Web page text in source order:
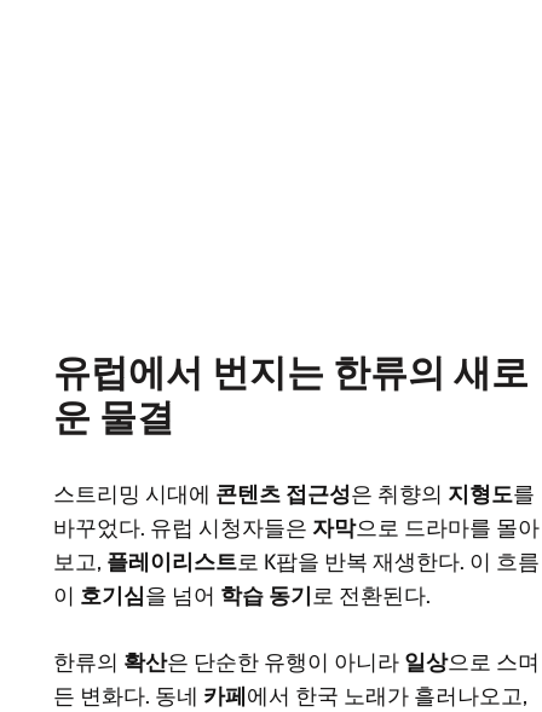
유럽에서 번지는 한류의 새로
운 물결
스트리밍 시대에 콘텐츠 접근성은 취향의 지형도를
바꾸었다. 유럽 시청자들은 자막으로 드라마를 몰아
보고, 플레이리스트로 K팝을 반복 재생한다. 이 흐름
이 호기심을 넘어 학습 동기 로 전환된다.
한류의 확산은 단순한 유행이 아니라 일상으로 스며
든 변화다. 동네 카페 에서 한국 노래가 흘러나오고,